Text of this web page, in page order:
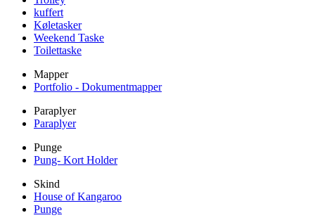
kuffert
Køletasker
Weekend Taske
Toilettaske
Mapper
Portfolio - Dokumentmapper
Paraplyer
Paraplyer
Punge
Pung- Kort Holder
Skind
House of Kangaroo
Punge